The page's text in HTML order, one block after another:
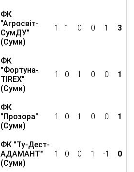
ФК
"Агросвіт-
СумДУ"
(Суми)
1 1 0 0 1 3
ФК
"Фортуна-
TIREX"
(Суми)
1 0 1 0 0 1
ФК
"Прозора"
(Суми)
1 0 1 0 0 1
ФК "Ту-Дест-
АДАМАНТ"
(Суми)
1 0 0 1 -1 0